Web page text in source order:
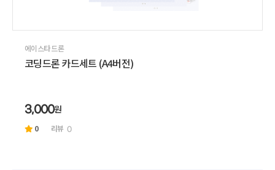
에이스타 드론
코딩드론 카드세트 (A4버전)
3,000원
0 리뷰 0